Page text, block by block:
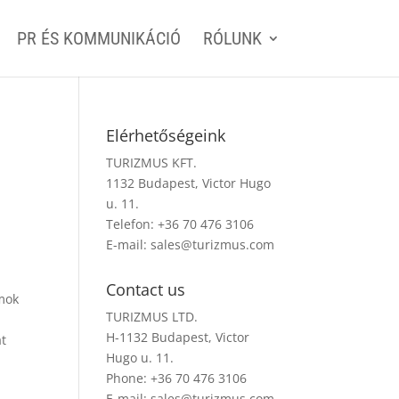
PR ÉS KOMMUNIKÁCIÓ RÓLUNK
Elérhetőségeink
TURIZMUS KFT.
1132 Budapest, Victor Hugo
u. 11.
Telefon: +36 70 476 3106
E-mail:sales@turizmus.com
Contact us
TURIZMUS LTD.
H-1132 Budapest, Victor
Hugo u. 11.
Phone: +36 70 476 3106